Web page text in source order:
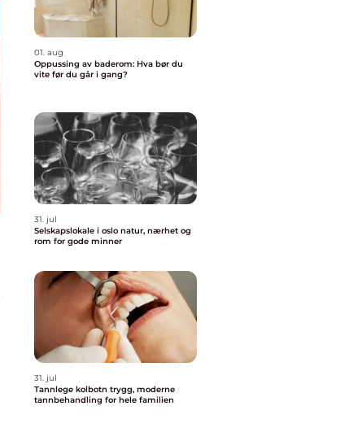
01. aug
Oppussing av baderom: Hva bør du
vite før du går i gang?
31. jul
Selskapslokale i oslo natur, nærhet og
rom for gode minner
31. jul
Tannlege kolbotn trygg, moderne
tannbehandling for hele familien